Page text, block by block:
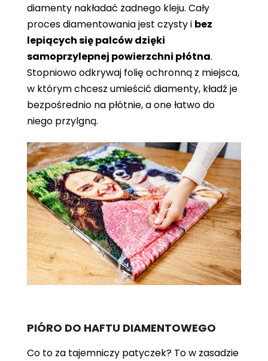
diamenty nakładać żadnego kleju. Cały
proces diamentowania jest czysty i bez
lepiących się palców dzięki
samoprzylepnej powierzchni płótna.
Stopniowo odkrywaj folię ochronną z miejsca,
w którym chcesz umieścić diamenty, kładź je
bezpośrednio na płótnie, a one łatwo do
niego przylgną.
PIÓRO DO HAFTU DIAMENTOWEGO
Co to za tajemniczy patyczek? To w zasadzie